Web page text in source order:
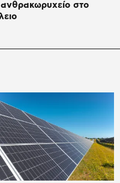
στο